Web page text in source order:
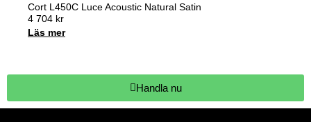
Cort L450C Luce Acoustic Natural Satin
4 704 kr
Läs mer
Handla nu